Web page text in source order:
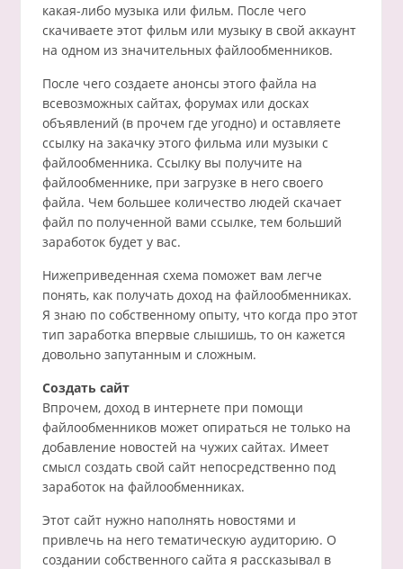
какая-либо музыка или фильм. После чего
скачиваете этот фильм или музыку в свой аккаунт
на одном из значительных файлообменников.
После чего создаете анонсы этого файла на
всевозможных сайтах, форумах или досках
объявлений (в прочем где угодно) и оставляете
ссылку на закачку этого фильма или музыки с
файлообменника. Ссылку вы получите на
файлообменнике, при загрузке в него своего
файла. Чем большее количество людей скачает
файл по полученной вами ссылке, тем больший
заработок будет у вас.
Нижеприведенная схема поможет вам легче
понять, как получать доход на файлообменниках.
Я знаю по собственному опыту, что когда про этот
тип заработка впервые слышишь, то он кажется
довольно запутанным и сложным.
Создать сайт
Впрочем, доход в интернете при помощи
файлообменников может опираться не только на
добавление новостей на чужих сайтах. Имеет
смысл создать свой сайт непосредственно под
заработок на файлообменниках.
Этот сайт нужно наполнять новостями и
привлечь на него тематическую аудиторию. О
создании собственного сайта я рассказывал в